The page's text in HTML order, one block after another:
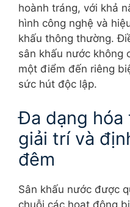
hoành tráng, với khả
hình công nghệ và
khấu thông thường.
sân khấu nước không
một điểm đến riêng
sức hút độc lập.
Đa dạng hóa
giải trí và
đêm
Sân khấu nước được
chuỗi các hoạt động